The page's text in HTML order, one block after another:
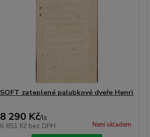
SOFT zateplené palubkové dveře Henri
8 290 Kč/ls
6 851 Kč bez DPH Není skladem